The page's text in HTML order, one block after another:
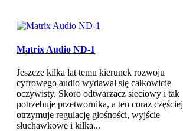
Matrix Audio ND-1
Jeszcze kilka lat temu kierunek rozwoju
cyfrowego audio wydawał się całkowicie
oczywisty. Skoro odtwarzacz sieciowy i tak
potrzebuje przetwornika, a ten coraz częściej
otrzymuje regulację głośności, wyjście
słuchawkowe i kilka...